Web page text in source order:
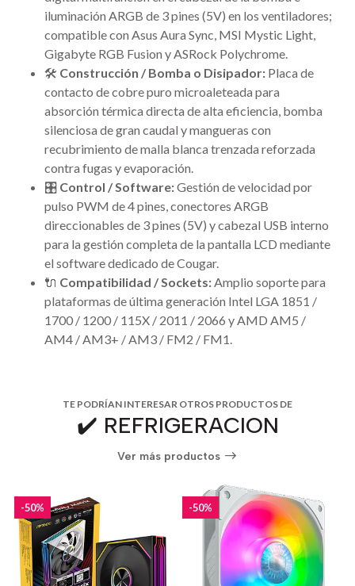
iluminación ARGB de 3 pines (5V) en los ventiladores;
compatible con Asus Aura Sync, MSI Mystic Light,
Gigabyte RGB Fusion y ASRock Polychrome.
🛠️ Construcción / Bomba o Disipador: Placa de
contacto de cobre puro microaleteada para
absorción térmica directa de alta eficiencia, bomba
silenciosa de gran caudal y mangueras con
recubrimiento de malla blanca trenzada reforzada
contra fugas y evaporación.
🎛️ Control / Software:Gestión de velocidad por
pulso PWM de 4 pines, conectores ARGB
direccionables de 3 pines (5V) y cabezal USB interno
para la gestión completa de la pantalla LCD mediante
el software dedicado de Cougar.
🔌 Compatibilidad / Sockets:Amplio soporte para
plataformas de última generación Intel LGA 1851 /
1700 / 1200 / 115X / 2011 / 2066 y AMD AM5 /
AM4 / AM3+ / AM3 / FM2 / FM1.
TE PODRÍAN INTERESAR OTROS PRODUCTOS DE
✔️ REFRIGERACION
Ver más productos
-50% -50%